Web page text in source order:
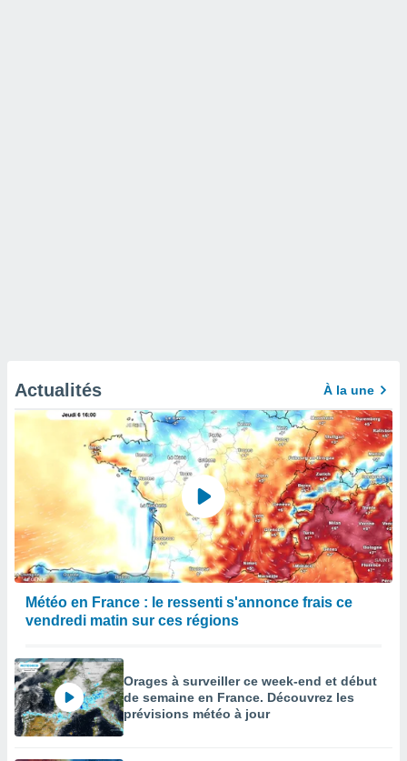
Actualités À la une
Météo en France : le ressenti s'annonce frais ce
vendredi matin sur ces régions
Orages à surveiller ce week-end et début
de semaine en France. Découvrez les
prévisions météo à jour